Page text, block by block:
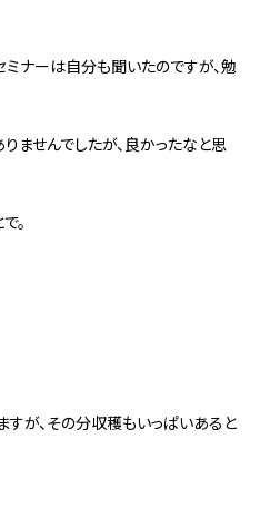
ナーは自分も聞いたのですが、勉
ませんでしたが、良かったなと思
。
すが、その分収穫もいっぱいあると